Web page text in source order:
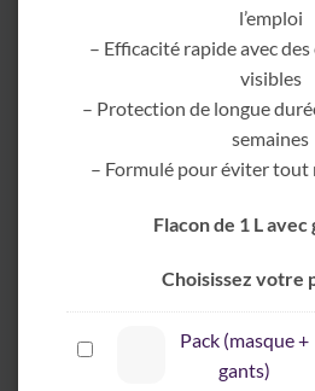
l’emploi
– Efficacité rapide avec
visibles
– Protection de longue
semaines
– Formulé pour éviter tout
Flacon de 1 L
Choisissez votre
Pack
Pack (masque +
gants)